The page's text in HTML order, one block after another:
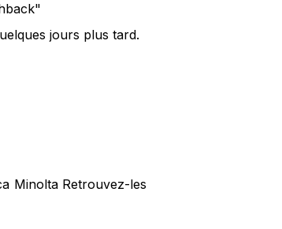
jours plus tard.
Minolta Retrouvez-les